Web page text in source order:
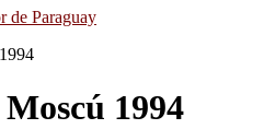
de Paraguay
1994